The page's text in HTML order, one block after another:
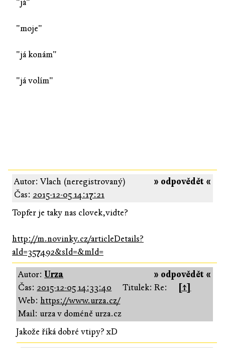
"já"
"moje"
"já konám"
"já volím"
» odpovědět «
Autor: Vlach (neregistrovaný)
Čas: 2015-12-05 14:17:21
Topfer je taky nas clovek,vidte?
http://m.novinky.cz/articleDetails?
aId=357492&sId=&mId=
» odpovědět «
Autor:Urza
Čas: 2015-12-05 14:33:40 Titulek: Re:
[↑]
Web:https://www.urza.cz/
Mail: urza v doméně urza.cz
Jakože říká dobré vtipy? xD